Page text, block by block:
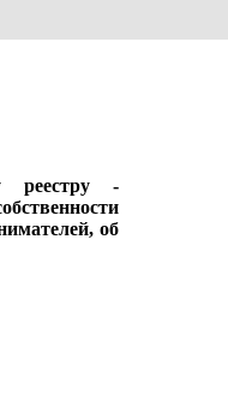
реестру -
об